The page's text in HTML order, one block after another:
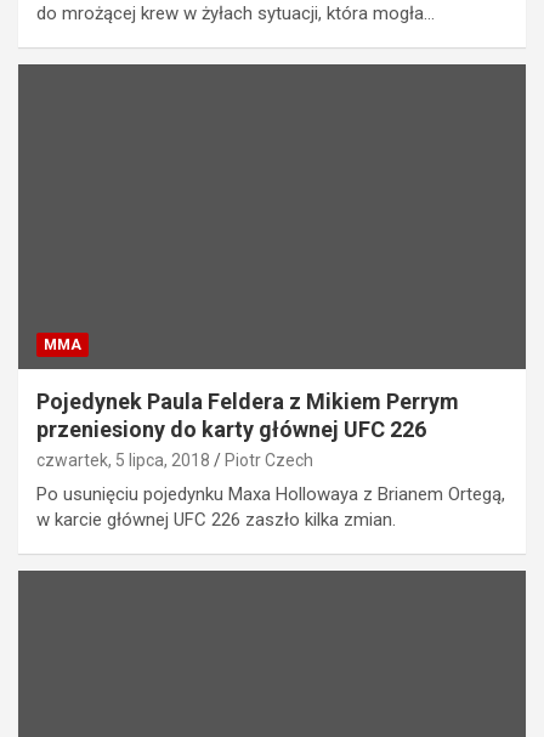
do mrożącej krew w żyłach sytuacji, która mogła…
MMA
Pojedynek Paula Feldera z Mikiem Perrym
przeniesiony do karty głównej UFC 226
czwartek, 5 lipca, 2018 Piotr Czech
Po usunięciu pojedynku Maxa Hollowaya z Brianem Ortegą,
w karcie głównej UFC 226 zaszło kilka zmian.